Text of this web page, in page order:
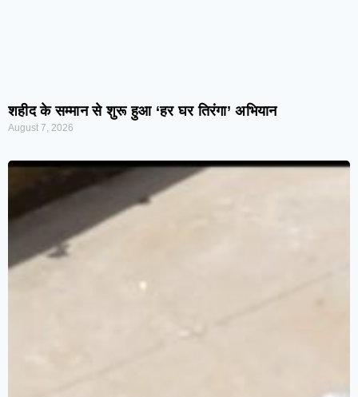
शहीद के सम्मान से शुरू हुआ ‘हर घर तिरंगा’ अभियान
August 7, 2026